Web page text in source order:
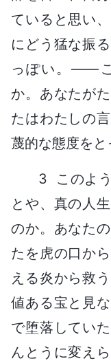
ていると思い
にどう猛な振
っぽい。――
か。あなたが
たはわたしの
蔑的な態度をと
3 このよ
とや、真の人
のか。あなた
たを虎の口か
える炎から救
値ある宝と見
で堕落してい
んとうに変え